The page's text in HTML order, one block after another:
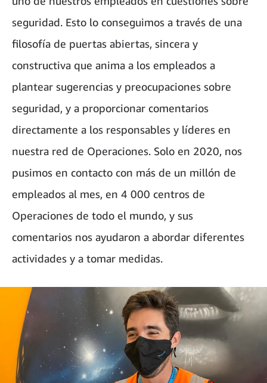
seguridad. Esto lo conseguimos a través de una
filosofía de puertas abiertas, sincera y
constructiva que anima a los empleados a
plantear sugerencias y preocupaciones sobre
seguridad, y a proporcionar comentarios
directamente a los responsables y líderes en
nuestra red de Operaciones. Solo en 2020, nos
pusimos en contacto con más de un millón de
empleados al mes, en 4 000 centros de
Operaciones de todo el mundo, y sus
comentarios nos ayudaron a abordar diferentes
actividades y a tomar medidas.